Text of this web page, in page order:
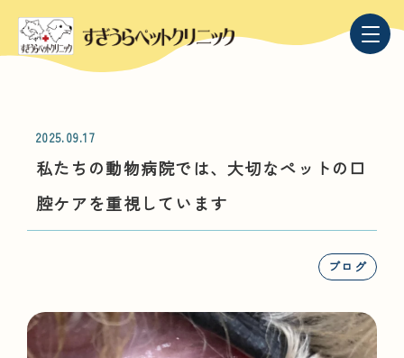
2025.09.17
私たちの動物病院では、大切なペットの口
腔ケアを重視しています
ブログ